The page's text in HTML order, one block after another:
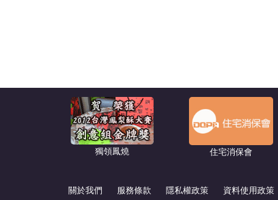
獨領鳳燒 住宅消保會
關於我們 服務條款 隱私權政策 資料使用政策